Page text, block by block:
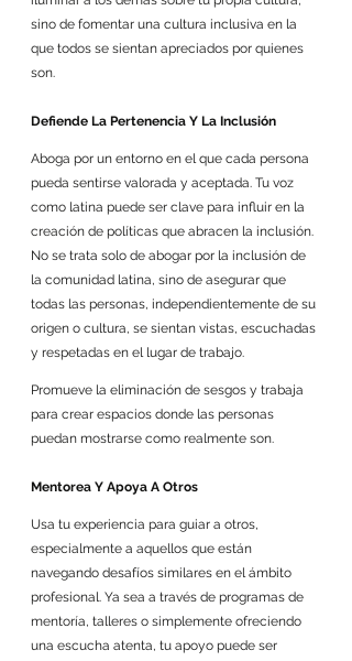
sino de fomentar una cultura inclusiva en la
que todos se sientan apreciados por quienes
son.
Defiende La Pertenencia Y La Inclusión
Aboga por un entorno en el que cada persona
pueda sentirse valorada y aceptada. Tu voz
como latina puede ser clave para influir en la
creación de políticas que abracen la inclusión.
No se trata solo de abogar por la inclusión de
la comunidad latina, sino de asegurar que
todas las personas, independientemente de su
origen o cultura, se sientan vistas, escuchadas
y respetadas en el lugar de trabajo.
Promueve la eliminación de sesgos y trabaja
para crear espacios donde las personas
puedan mostrarse como realmente son.
Mentorea Y Apoya A Otros
Usa tu experiencia para guiar a otros,
especialmente a aquellos que están
navegando desafíos similares en el ámbito
profesional. Ya sea a través de programas de
mentoría, talleres o simplemente ofreciendo
una escucha atenta, tu apoyo puede ser